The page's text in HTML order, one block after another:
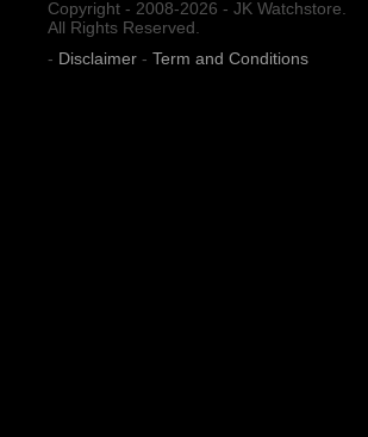
Copyright - 2008-2026 - JK Watchstore.
All Rights Reserved.
- Disclaimer - Term and Conditions